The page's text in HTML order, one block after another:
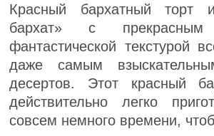
Красный бархатный торт
бархат» с
фантастической текстурой
даже самым
десертов. Этот красный
действительно легко
совсем немного времени,